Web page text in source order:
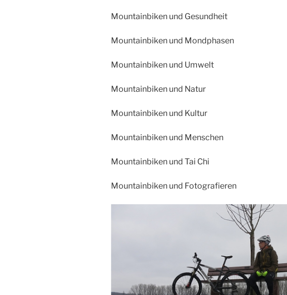
Mountainbiken und Gesundheit
Mountainbiken und Mondphasen
Mountainbiken und Umwelt
Mountainbiken und Natur
Mountainbiken und Kultur
Mountainbiken und Menschen
Mountainbiken und Tai Chi
Mountainbiken und Fotografieren